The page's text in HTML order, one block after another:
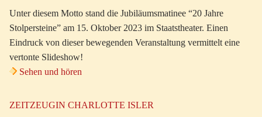
Unter diesem Motto stand die Jubiläumsmatinee “20 Jahre
Stolpersteine” am 15. Oktober 2023 im Staatstheater. Einen
Eindruck von dieser bewegenden Veranstaltung vermittelt eine
vertonte Slideshow!
Sehen und hören
ZEITZEUGIN CHARLOTTE ISLER